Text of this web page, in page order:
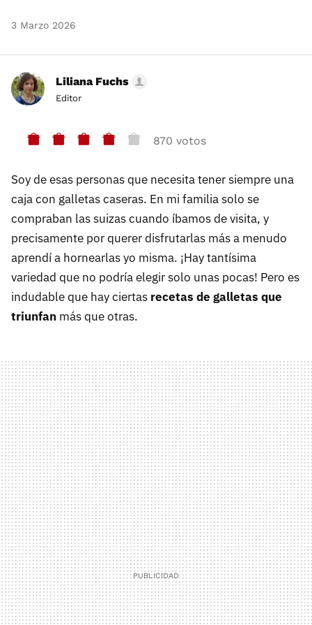
3 Marzo 2026
Liliana Fuchs
Editor
870 votos
Soy de esas personas que necesita tener siempre una
caja con galletas caseras. En mi familia solo se
compraban las suizas cuando íbamos de visita, y
precisamente por querer disfrutarlas más a menudo
aprendí a hornearlas yo misma. ¡Hay tantísima
variedad que no podría elegir solo unas pocas! Pero es
indudable que hay ciertas recetas de galletas que
triunfan más que otras.